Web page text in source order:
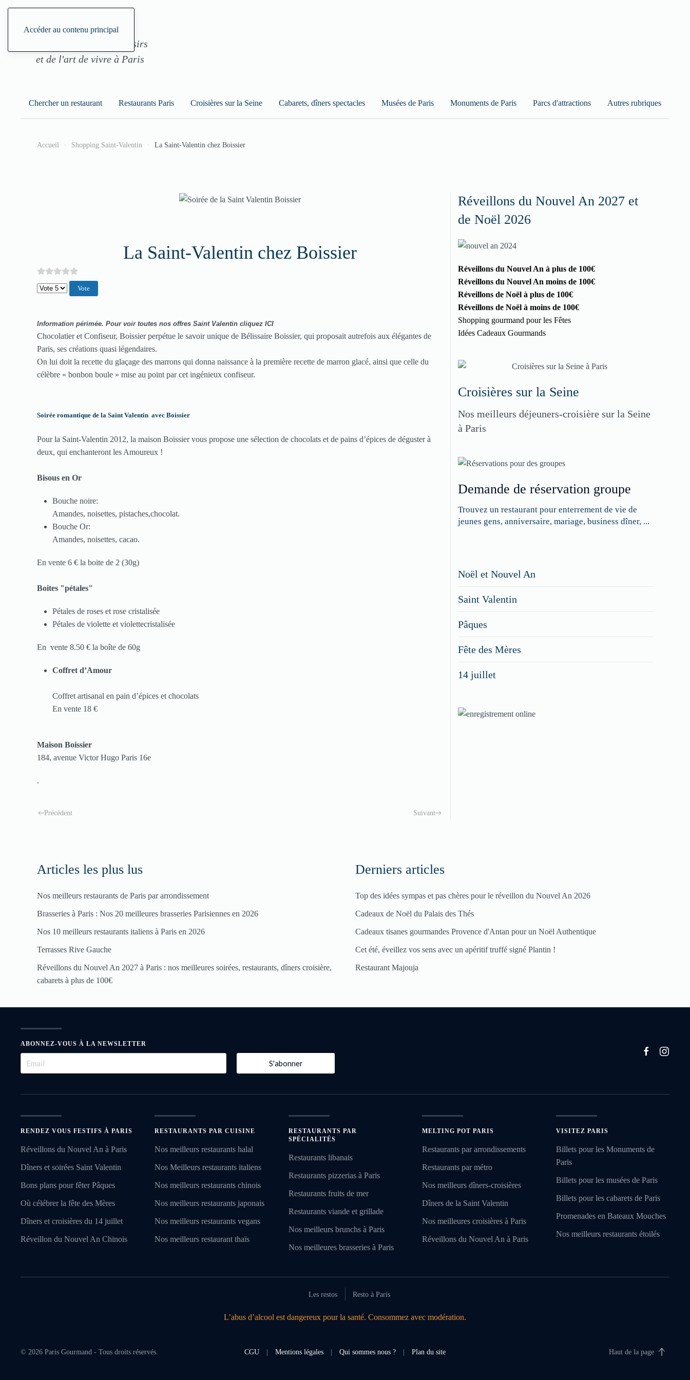
Accéder au contenu principal
ParisGourmand, le site
des restaurants, des loisirs
et de l'art de vivre à Paris
Chercher un restaurant Restaurants Paris Croisières sur la Seine Cabarets, dîners spectacles Musées de Paris Monuments de Paris Parcs d'attractions Autres rubriques
Accueil Shopping Saint-Valentin La Saint-Valentin chez Boissier
La Saint-Valentin chez Boissier
Veuillez voter
Information périmée. Pour voir toutes nos offres Saint Valentin cliquez ICI
Chocolatier et Confiseur, Boissier perpétue le savoir unique de Bélissaire Boissier, qui proposait autrefois aux élégantes de
Paris, ses créations quasi légendaires.
On lui doit la recette du glaçage des marrons qui donna naissance à la première recette de marron glacé, ainsi que celle du
célèbre « bonbon boule » mise au point par cet ingénieux confiseur.
Soirée romantique de la Saint Valentin avec Boissier
Pour la Saint-Valentin 2012, la maison Boissier vous propose une sélection de chocolats et de pains d’épices de déguster à
deux, qui enchanteront les Amoureux !
Bisous en Or
Bouche noire:
Amandes, noisettes, pistaches,chocolat.
Bouche Or:
Amandes, noisettes, cacao.
En vente 6 € la boite de 2 (30g)
Boites "pétales"
Pétales de roses et rose cristalisée
Pétales de violette et violettecristalisée
En vente 8.50 € la boîte de 60g
Coffret d’Amour
Coffret artisanal en pain d’épices et chocolats
En vente 18 €
Maison Boissier
184, avenue Victor Hugo Paris 16e
.
Précédent Suivant
Réveillons du Nouvel An 2027 et
de Noël 2026
Réveillons du Nouvel An à plus de 100€
Réveillons du Nouvel An moins de 100€
Réveillons de Noël à plus de 100€
Réveillons de Noël à moins de 100€
Shopping gourmand pour les Fêtes
Idées Cadeaux Gourmands
Croisières sur la Seine
Nos meilleurs déjeuners-croisière sur la Seine
à Paris
Demande de réservation groupe
Trouvez un restaurant pour enterrement de vie de
jeunes gens, anniversaire, mariage, business dîner, ...
figurer
vos
spéciaux
dans
rubriques
Noël et Nouvel An
Saint Valentin
Pâques
Fête des Mères
14 juillet
Articles les plus lus
Nos meilleurs restaurants de Paris par arrondissement
Brasseries à Paris : Nos 20 meilleures brasseries Parisiennes en 2026
Nos 10 meilleurs restaurants italiens à Paris en 2026
Terrasses Rive Gauche
Réveillons du Nouvel An 2027 à Paris : nos meilleures soirées, restaurants, dîners croisière,
cabarets à plus de 100€
Derniers articles
Top des idées sympas et pas chères pour le réveillon du Nouvel An 2026
Cadeaux de Noël du Palais des Thés
Cadeaux tisanes gourmandes Provence d'Antan pour un Noël Authentique
Cet été, éveillez vos sens avec un apéritif truffé signé Plantin !
Restaurant Majouja
ABONNEZ-VOUS À LA NEWSLETTER
S'abonner
RENDEZ VOUS FESTIFS À PARIS
Réveillons du Nouvel An à Paris
Dîners et soirées Saint Valentin
Bons plans pour fêter Pâques
Où célébrer la fête des Mères
Dîners et croisières du 14 juillet
Réveillon du Nouvel An Chinois
RESTAURANTS PAR CUISINE
Nos meilleurs restaurants halal
Nos Meilleurs restaurants italiens
Nos meilleurs restaurants chinois
Nos meilleurs restaurants japonais
Nos meilleurs restaurants vegans
Nos meilleurs restaurant thaïs
RESTAURANTS PAR
SPÉCIALITÉS
Restaurants libanais
Restaurants pizzerias à Paris
Restaurants fruits de mer
Restaurants viande et grillade
Nos meilleurs brunchs à Paris
Nos meilleures brasseries à Paris
MELTING POT PARIS
Restaurants par arrondissements
Restaurants par métro
Nos meilleurs dîners-croisières
Dîners de la Saint Valentin
Nos meilleures croisières à Paris
Réveillons du Nouvel An à Paris
VISITEZ PARIS
Billets pour les Monuments de
Paris
Billets pour les musées de Paris
Billets pour les cabarets de Paris
Promenades en Bateaux Mouches
Nos meilleurs restaurants étoilés
Les restos Resto à Paris
L’abus d’alcool est dangereux pour la santé. Consommez avec modération.
© 2026 Paris Gourmand - Tous droits réservés. CGU| Mentions légales| Qui sommes nous ?| Plan du site Haut de la page